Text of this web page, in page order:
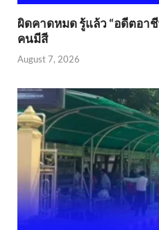
ผิดคาดหมด รู้แล้ว “อดีตอาชี
คนมีสี
August 7, 2026